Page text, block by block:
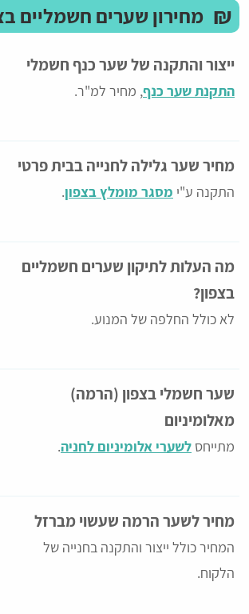
₪ מחירון שערים חשמליים
ייצור והתקנה של שער כנף חשמלי
התקנת שער כנף, מחיר למ"ר.
מחיר שער גלילה לחנייה בבית פרטי
התקנה ע"י מסגר מומלץ בצפון.
מה העלות לתיקון שערים חשמליים
בצפון?
לא כולל החלפה של המנוע.
שער חשמלי בצפון (הרמה)
מאלומיניום
מתייחס לשערי אלומיניום לחניה.
מחיר לשער הרמה שעשוי מברזל
המחיר כולל ייצור והתקנה בחנייה של
הלקוח.